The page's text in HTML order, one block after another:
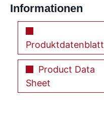
Informationen
Produktdatenblatt
Product Data
Sheet